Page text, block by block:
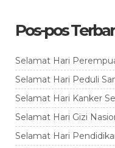
Pos-pos
Selamat Hari
Selamat Hari Peduli
Selamat Hari Kanker
Selamat Hari Gizi
Selamat Hari